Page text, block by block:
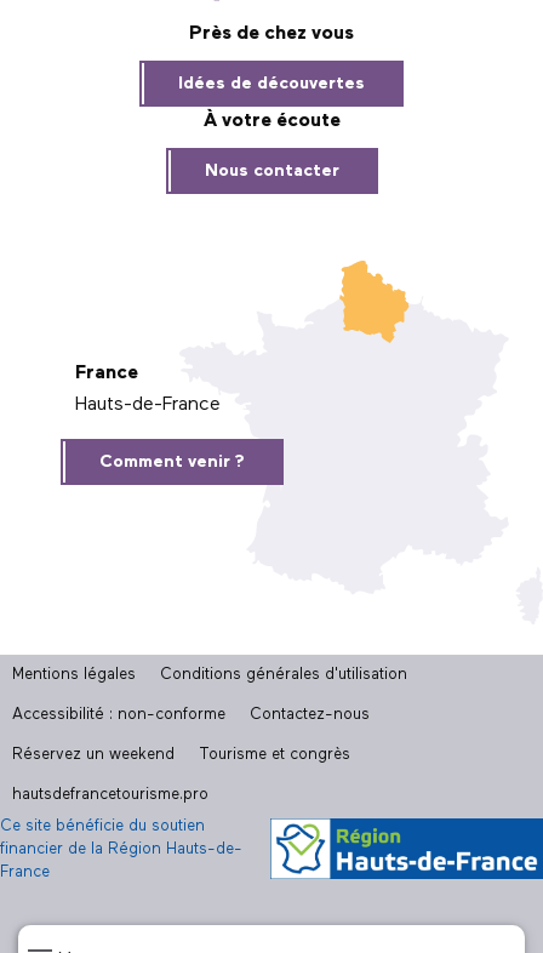
Près de chez vous
Idées de découvertes
À votre écoute
Nous contacter
France
Hauts-de-France
Comment venir ?
Mentions légales Conditions générales d'utilisation
Accessibilité : non-conforme Contactez-nous
Réservez un weekend Tourisme et congrès
hautsdefrancetourisme.pro
Ce site bénéficie du soutien
financier de la Région Hauts-de-
France